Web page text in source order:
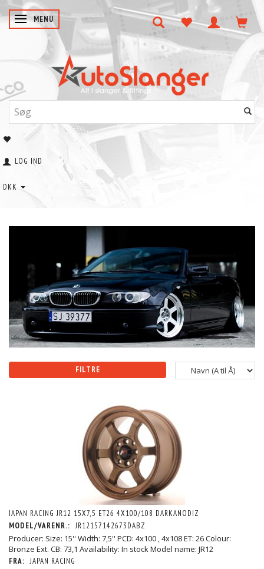
SKIFTE NAVIGATION
MENU
LOG IND
DKK
FILTRE
JAPAN RACING JR12 15X7,5 ET26 4X100/108 DARKANODIZ
MODEL/VARENR.: JR12157142673DABZ
Producer: Size: 15'' Width: 7,5'' PCD: 4x100 , 4x108 ET: 26 Colour:
Bronze Ext. CB: 73,1 Availability: In stock Model name: JR12
FRA: JAPAN RACING